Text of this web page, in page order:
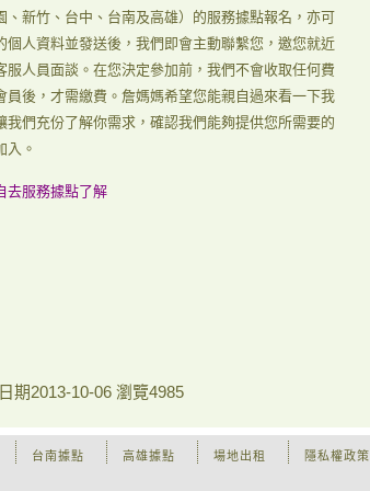
、新竹、台中、台南及高雄）的服務據點報名，亦可
個人資料並發送後，我們即會主動聯繫您，邀您就近
服人員面談。在您決定參加前，我們不會收取任何費
員後，才需繳費。詹媽媽希望您能親自過來看一下我
我們充份了解你需求，確認我們能夠提供您所需要的
入。
去服務據點了解
日期2013-10-06 瀏覽4985
隱私權政策
場地出租
高雄據點
台南據點